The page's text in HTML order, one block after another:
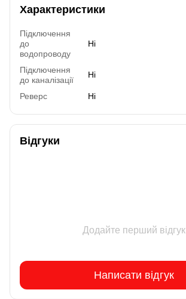
Характеристики
Підключення
до
водопроводу
Ні
Підключення
до каналізації
Ні
Реверс Ні
Відгуки
Додайте перший відгук
Написати відгук